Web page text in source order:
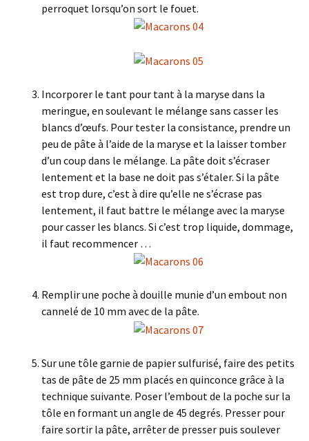
perroquet lorsqu’on sort le fouet.
Incorporer le tant pour tant à la maryse dans la
meringue, en soulevant le mélange sans casser les
blancs d’œufs. Pour tester la consistance, prendre un
peu de pâte à l’aide de la maryse et la laisser tomber
d’un coup dans le mélange. La pâte doit s’écraser
lentement et la base ne doit pas s’étaler. Si la pâte
est trop dure, c’est à dire qu’elle ne s’écrase pas
lentement, il faut battre le mélange avec la maryse
pour casser les blancs. Si c’est trop liquide, dommage,
il faut recommencer …
Remplir une poche à douille munie d’un embout non
cannelé de 10 mm avec de la pâte.
Sur une tôle garnie de papier sulfurisé, faire des petits
tas de pâte de 25 mm placés en quinconce grâce à la
technique suivante. Poser l’embout de la poche sur la
tôle en formant un angle de 45 degrés. Presser pour
faire sortir la pâte, arrêter de presser puis soulever